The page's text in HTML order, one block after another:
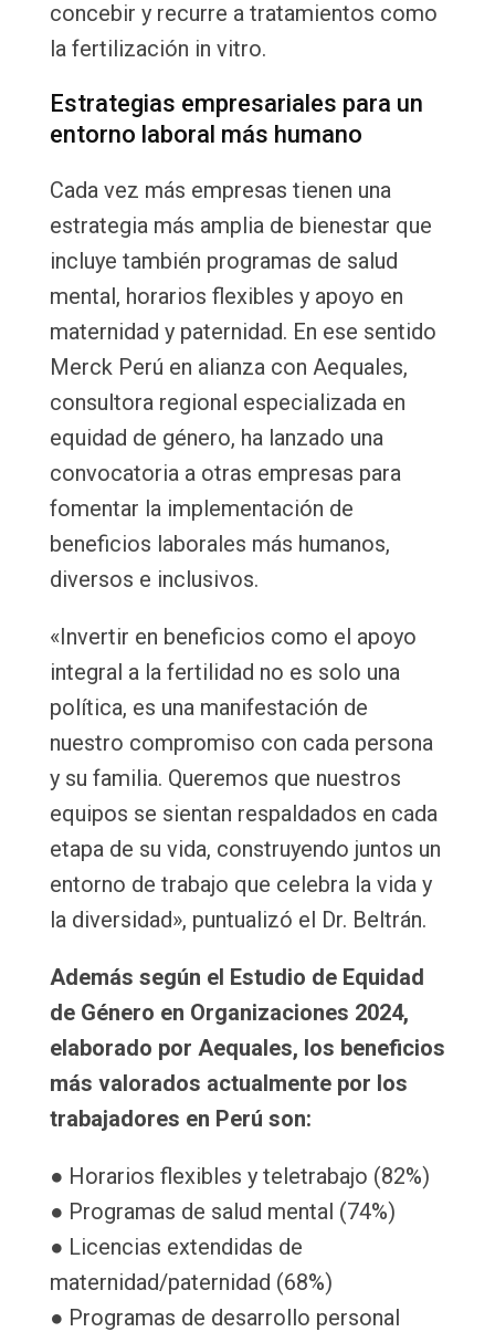
concebir y recurre a tratamientos como
la fertilización in vitro.
Estrategias empresariales para un
entorno laboral más humano
Cada vez más empresas tienen una
estrategia más amplia de bienestar que
incluye también programas de salud
mental, horarios flexibles y apoyo en
maternidad y paternidad. En ese sentido
Merck Perú en alianza con Aequales,
consultora regional especializada en
equidad de género, ha lanzado una
convocatoria a otras empresas para
fomentar la implementación de
beneficios laborales más humanos,
diversos e inclusivos.
«Invertir en beneficios como el apoyo
integral a la fertilidad no es solo una
política, es una manifestación de
nuestro compromiso con cada persona
y su familia. Queremos que nuestros
equipos se sientan respaldados en cada
etapa de su vida, construyendo juntos un
entorno de trabajo que celebra la vida y
la diversidad», puntualizó el Dr. Beltrán.
Además según el Estudio de Equidad
de Género en Organizaciones 2024,
elaborado por Aequales, los beneficios
más valorados actualmente por los
trabajadores en Perú son:
● Horarios flexibles y teletrabajo (82%)
● Programas de salud mental (74%)
● Licencias extendidas de
maternidad/paternidad (68%)
● Programas de desarrollo personal